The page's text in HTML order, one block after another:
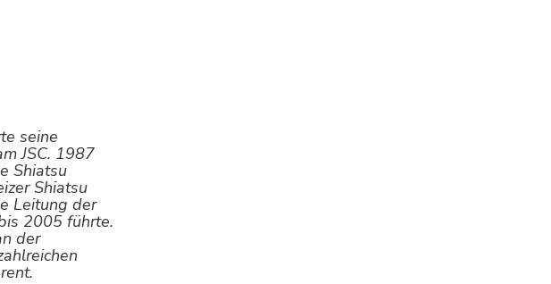
seine
JSC. 1987
Shiatsu
Shiatsu
Leitung der
2005 führte.
der